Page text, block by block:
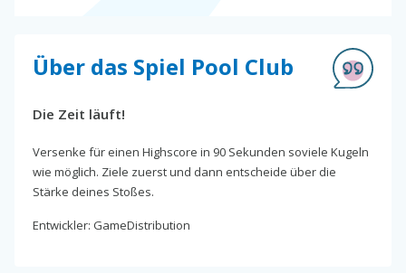
Über das Spiel Pool Club
Die Zeit läuft!
Versenke für einen Highscore in 90 Sekunden soviele Kugeln
wie möglich. Ziele zuerst und dann entscheide über die
Stärke deines Stoßes.
Entwickler: GameDistribution